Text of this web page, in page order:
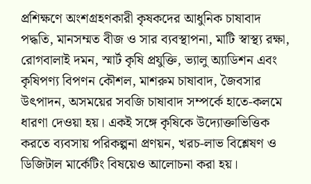
প্রশিক্ষণে অংশগ্রহণকারী কৃষকদের আধুনিক চাষাবাদ
পদ্ধতি, মানসম্মত বীজ ও সার ব্যবস্থাপনা, মাটি স্বাস্থ্য রক্ষা,
রোগবালাই দমন, স্মার্ট কৃষি প্রযুক্তি, ভ্যালু অ্যাডিশন এবং
কৃষিপণ্য বিপণন কৌশল, মাশরুম চাষাবাদ, জৈবসার
উৎপাদন, অসময়ের সবজি চাষাবাদ সম্পর্কে হাতে-কলমে
ধারণা দেওয়া হয়। একই সঙ্গে কৃষিকে উদ্যোক্তাভিত্তিক
করতে ব্যবসায় পরিকল্পনা প্রণয়ন, খরচ-লাভ বিশ্লেষণ ও
ডিজিটাল মার্কেটিং বিষয়েও আলোচনা করা হয়।